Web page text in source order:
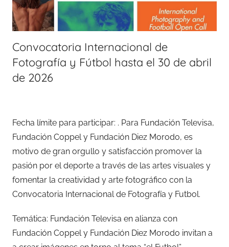
Convocatoria Internacional de
Fotografía y Fútbol hasta el 30 de abril
de 2026
Fecha límite para participar: . Para Fundación Televisa,
Fundación Coppel y Fundación Diez Morodo, es
motivo de gran orgullo y satisfacción promover la
pasión por el deporte a través de las artes visuales y
fomentar la creatividad y arte fotográfico con la
Convocatoria Internacional de Fotografía y Futbol.
Temática: Fundación Televisa en alianza con
Fundación Coppel y Fundación Diez Morodo invitan a